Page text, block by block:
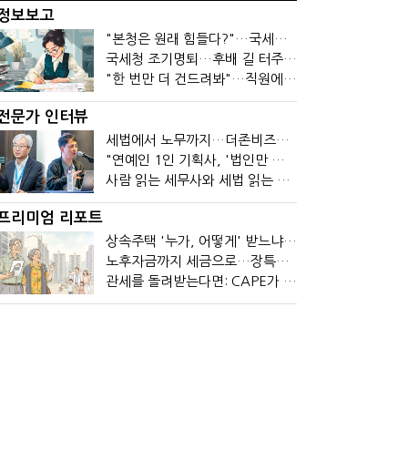
보보고
"본청은 원래 힘들다?"…국세청 직원들이 떠나는 이유
국세청 조기명퇴…후배 길 터주기? 선배 밀어내기?
"한 번만 더 건드려봐"…직원에 폭발한 관세청장, 왜?
문가 인터뷰
세법에서 노무까지…더존비즈온 AI 목표는 '전문가의 시간'
"연예인 1인 기획사, '법인만 세우면 절세' 시대 끝났다"
사람 읽는 세무사와 세법 읽는 회계사가 만나면?
리미엄 리포트
상속주택 '누가, 어떻게' 받느냐에 따라 세금이 달라진다
노후자금까지 세금으로…장특공제 폐지가 부를 조세의 역설
관세를 돌려받는다면: CAPE가 바꾼 기업의 현금흐름